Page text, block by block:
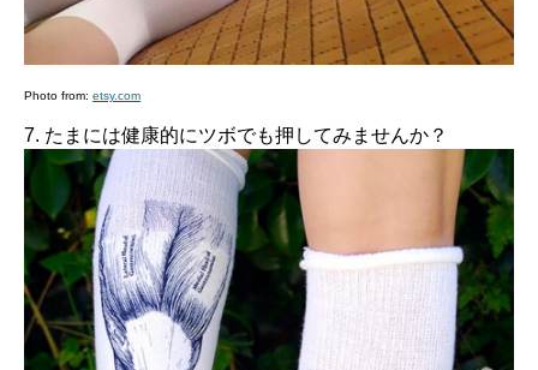
Photo from: etsy.com
7. たまには健康的にツボでも押してみませんか？